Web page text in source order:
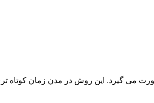
گیرد. این روش در مدن زمان کوتاه تری